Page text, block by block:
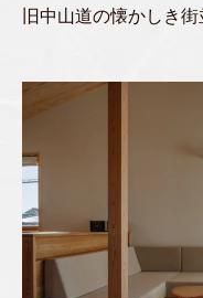
旧中山道の懐かしき